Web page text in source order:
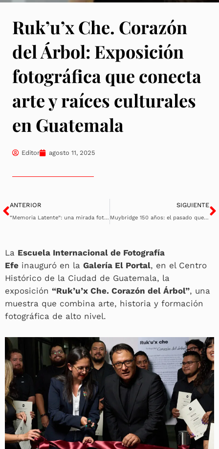
Ruk’u’x Che. Corazón
del Árbol: Exposición
fotográfica que conecta
arte y raíces culturales
en Guatemala
Editor agosto 11, 2025
Ant
ANTERIOR
“Memoria Latente”: una mirada fotográfica al legado del Ballet Nacional de Guatemala Christa Mertins
SIGUIENTE
Muybridge 150 años: el pasado que todavía nos mira
La Escuela Internacional de Fotografía
Efe inauguró en la Galería El Portal, en el Centro
Histórico de la Ciudad de Guatemala, la
exposición “Ruk’u’x Che. Corazón del Árbol”, una
muestra que combina arte, historia y formación
fotográfica de alto nivel.